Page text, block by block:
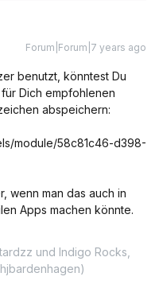
Forum|Forum|7 years ago
benutzt, könntest Du
Dich empfohlenen
abspeichern:
module/58c81c46-d398-
wenn man das auch in
Apps machen könnte.
und Indigo Rocks,